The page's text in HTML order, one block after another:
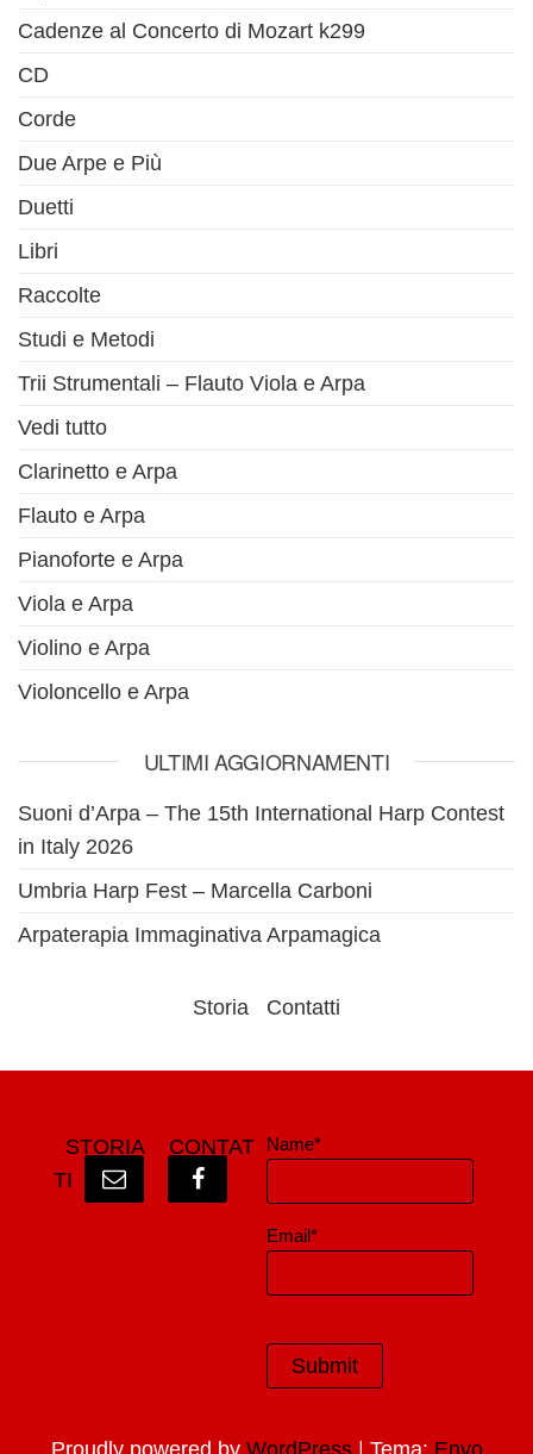
Cadenze al Concerto di Mozart k299
CD
Corde
Due Arpe e Più
Duetti
Libri
Raccolte
Studi e Metodi
Trii Strumentali – Flauto Viola e Arpa
Vedi tutto
Clarinetto e Arpa
Flauto e Arpa
Pianoforte e Arpa
Viola e Arpa
Violino e Arpa
Violoncello e Arpa
ULTIMI AGGIORNAMENTI
Suoni d’Arpa – The 15th International Harp Contest
in Italy 2026
Umbria Harp Fest – Marcella Carboni
Arpaterapia Immaginativa Arpamagica
Storia Contatti
STORIA
CONTAT
TI
Name*
Email*
|